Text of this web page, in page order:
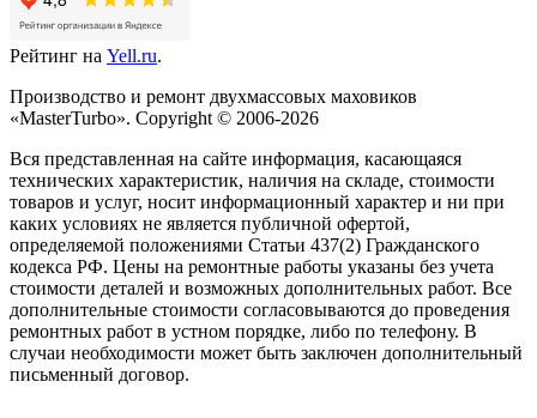
Рейтинг на Yell.ru.
Производство и ремонт двухмассовых маховиков
«MasterTurbo». Copyright © 2006-2026
Вся представленная на сайте информация, касающаяся
технических характеристик, наличия на складе, стоимости
товаров и услуг, носит информационный характер и ни при
каких условиях не является публичной офертой,
определяемой положениями Статьи 437(2) Гражданского
кодекса РФ. Цены на ремонтные работы указаны без учета
стоимости деталей и возможных дополнительных работ. Все
дополнительные стоимости согласовываются до проведения
ремонтных работ в устном порядке, либо по телефону. В
случаи необходимости может быть заключен дополнительный
письменный договор.